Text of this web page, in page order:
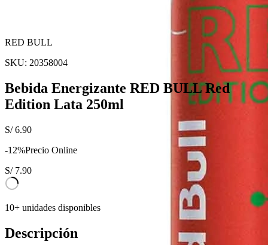
RED BULL
SKU: 20358004
Bebida Energizante RED BULL Red
Edition Lata 250ml
S/6.90
-12%Precio Online
S/ 7.90
10+ unidades disponibles
Descripción